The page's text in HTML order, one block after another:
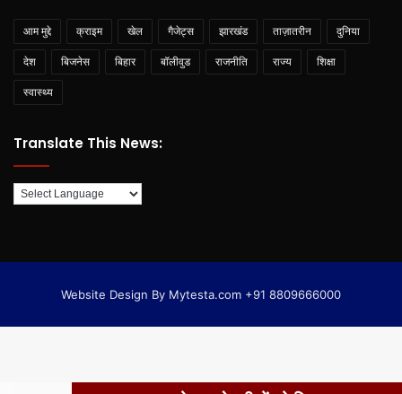
आम मुद्दे क्राइम खेल गैजेट्स झारखंड ताज़ातरीन दुनिया
देश बिजनेस बिहार बॉलीवुड राजनीति राज्य शिक्षा
स्वास्थ्य
Translate This News:
Website Design By Mytesta.com +91 8809666000